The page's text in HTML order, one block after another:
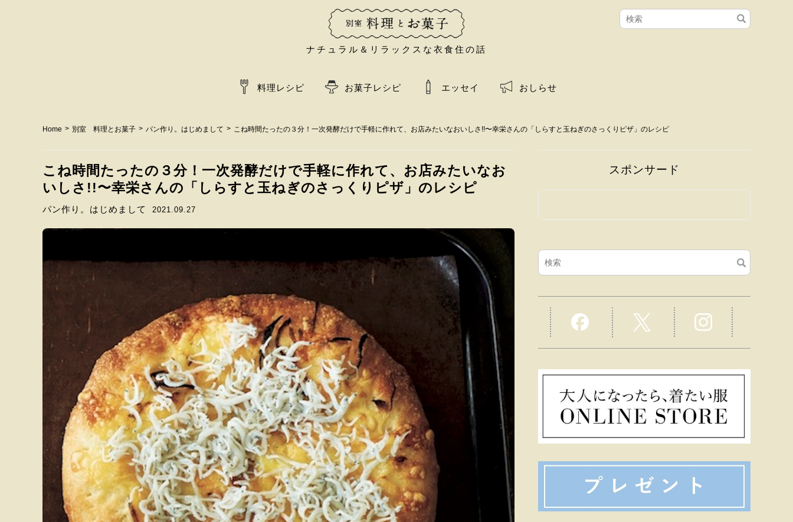
ナチュラル＆リラックスな衣食住の話
料理レシピ お菓子レシピ エッセイ おしらせ
Home > 別室 料理とお菓子 > パン作り。はじめまして > こね時間たったの３分！一次発酵だけで手軽に作れて、お店みたいなおいしさ!!〜幸栄さんの「しらすと玉ねぎのさっくりピザ」のレシピ
こね時間たったの３分！一次発酵だけで手軽に作れて、お店みたいなお
いしさ!!〜幸栄さんの「しらすと玉ねぎのさっくりピザ」のレシピ
パン作り。はじめまして 2021.09.27
スポンサード